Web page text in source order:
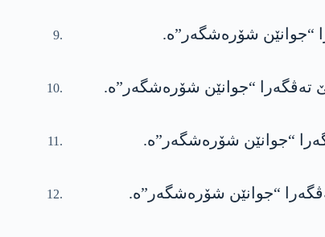
“جوانێن شۆرەشگەر”ە.
تەڤگەرا “جوانێن شۆرەشگەر”ە.
“جوانێن شۆرەشگەر”ە.
“جوانێن شۆرەشگەر”ە.